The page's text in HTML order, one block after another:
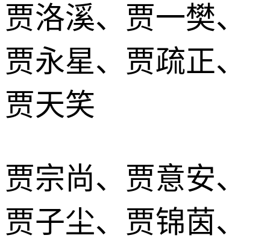
贾洛溪、贾一樊、
贾永星、贾疏正、
贾天笑
贾宗尚、贾意安、
贾子尘、贾锦茵、